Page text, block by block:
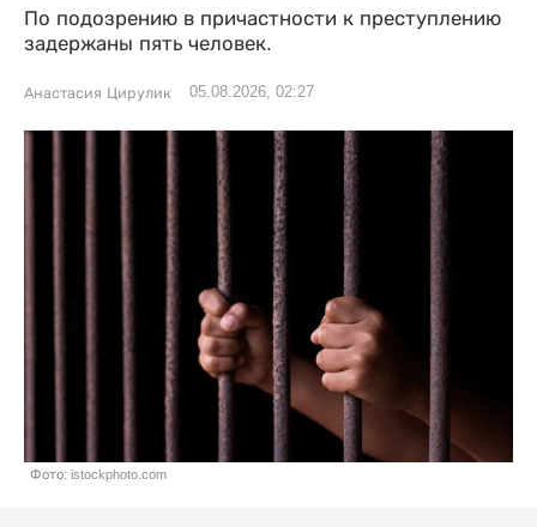
По подозрению в причастности к преступлению
задержаны пять человек.
Анастасия Цирулик 05.08.2026, 02:27
Фото: istockphoto.com